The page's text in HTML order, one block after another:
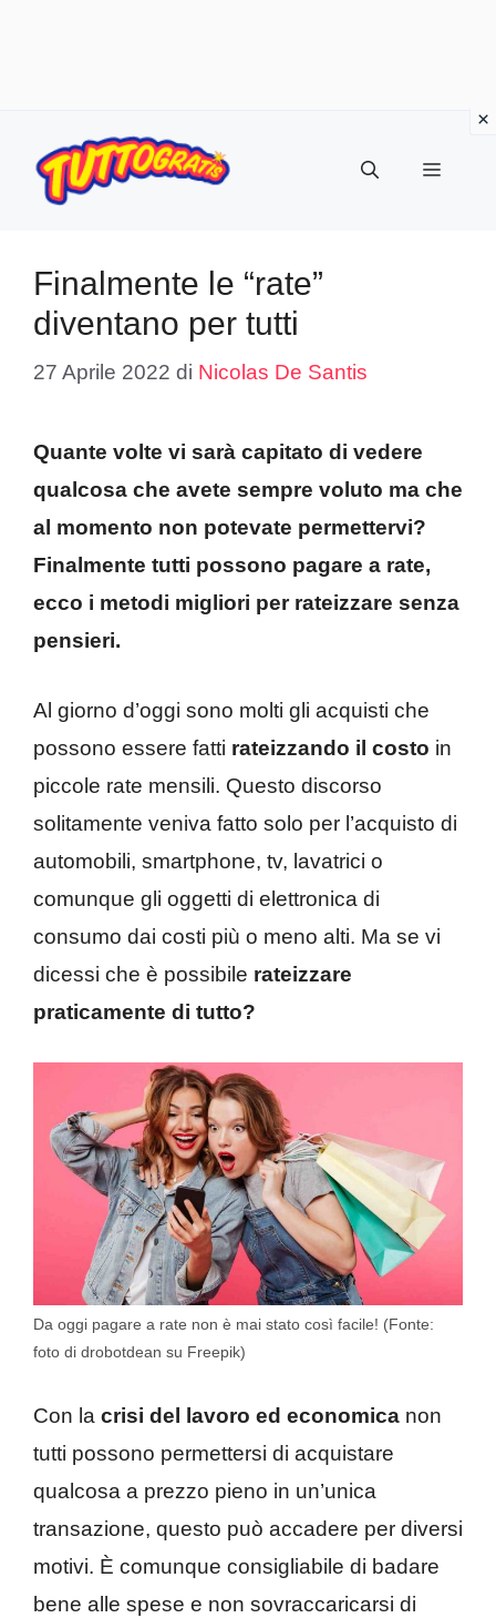
contenuto
Menu
Finalmente le “rate”
diventano per tutti
27 Aprile 2022 di Nicolas De Santis
Quante volte vi sarà capitato di vedere
qualcosa che avete sempre voluto ma che
al momento non potevate permettervi?
Finalmente tutti possono pagare a rate,
ecco i metodi migliori per rateizzare senza
pensieri.
Al giorno d’oggi sono molti gli acquisti che
possono essere fatti rateizzando il costo in
piccole rate mensili. Questo discorso
solitamente veniva fatto solo per l’acquisto di
automobili, smartphone, tv, lavatrici o
comunque gli oggetti di elettronica di
consumo dai costi più o meno alti. Ma se vi
dicessi che è possibile rateizzare
praticamente di tutto?
Da oggi pagare a rate non è mai stato così facile! (Fonte:
foto di drobotdean su Freepik)
Con la crisi del lavoro ed economica non
tutti possono permettersi di acquistare
qualcosa a prezzo pieno in un’unica
transazione, questo può accadere per diversi
motivi. È comunque consigliabile di badare
bene alle spese e non sovraccaricarsi di